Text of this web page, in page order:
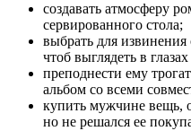
создавать атмосферу
сервированного стола;
выбрать для
чтоб выглядеть в
преподнести ему
альбом со всеми
купить мужчине вещь,
но не решался ее